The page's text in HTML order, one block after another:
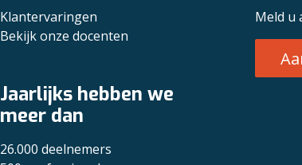
Klantervaringen
Bekijk onze docenten
Jaarlijks hebben we
meer dan
26.000 deelnemers
Meld u